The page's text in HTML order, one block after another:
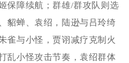
保障续航；群雄/群攻队则选
貂蝉、袁绍，陆逊与吕玲绮
雀与小怪，贾诩减疗克制火
乱小怪攻击节奏，袁绍群体